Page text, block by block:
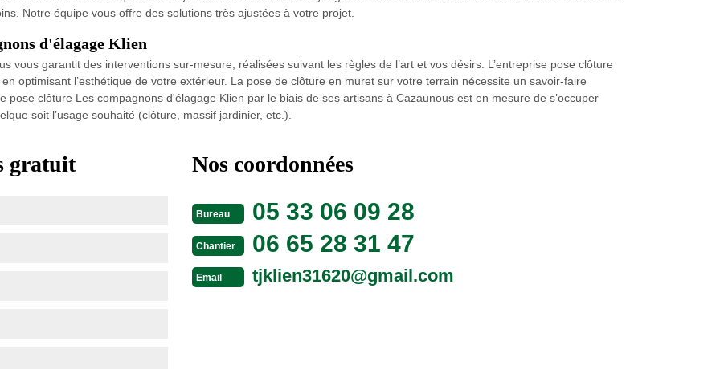
Notre équipe vous offre des solutions très ajustées à votre projet.
d'élagage Klien
vous garantit des interventions sur-mesure, réalisées suivant les règles de l’art et vos désirs. L’entreprise pose clôture
optimisant l’esthétique de votre extérieur. La pose de clôture en muret sur votre terrain nécessite un savoir-faire
pose clôture Les compagnons d'élagage Klien par le biais de ses artisans à Cazaunous est en mesure de s’occuper
soit l’usage souhaité (clôture, massif jardinier, etc.).
gratuit Nos coordonnées
Bureau 05 33 06 09 28
Chantier 06 65 28 31 47
Email tjklien31620@gmail.com